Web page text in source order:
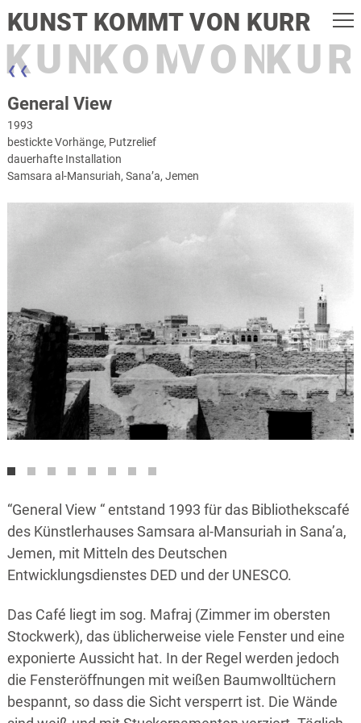
KUNST KOMMT VON KURR
KUNSTKOMMT
VON
❮ ❮
General View
1993
bestickte Vorhänge, Putzrelief
dauerhafte Installation
Samsara al-Mansuriah, Sana’a, Jemen
“General View “ entstand 1993 für das Bibliothekscafé
des Künstlerhauses Samsara al-Mansuriah in Sana’a,
Jemen, mit Mitteln des Deutschen
Entwicklungsdienstes DED und der UNESCO.
Das Café liegt im sog. Mafraj (Zimmer im obersten
Stockwerk), das üblicherweise viele Fenster und eine
exponierte Aussicht hat. In der Regel werden jedoch
die Fensteröffnungen mit weißen Baumwolltüchern
bespannt, so dass die Sicht versperrt ist. Die Wände